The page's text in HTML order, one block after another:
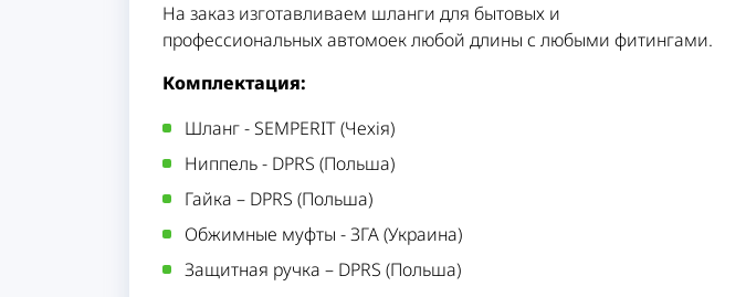
На заказ изготавливаем шланги для бытовых и
профессиональных автомоек любой длины с любыми фитингами.
Комплектация:
Шланг - SEMPERIT (Чехія)
Ниппель - DPRS (Польша)
Гайка – DPRS (Польша)
Обжимные муфты - ЗГА (Украина)
Защитная ручка – DPRS (Польша)